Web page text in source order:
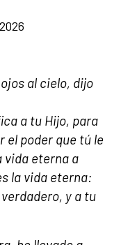
al cielo, dijo
a tu Hijo, para
el poder que tú le
vida eterna a
la vida eterna:
y a tu